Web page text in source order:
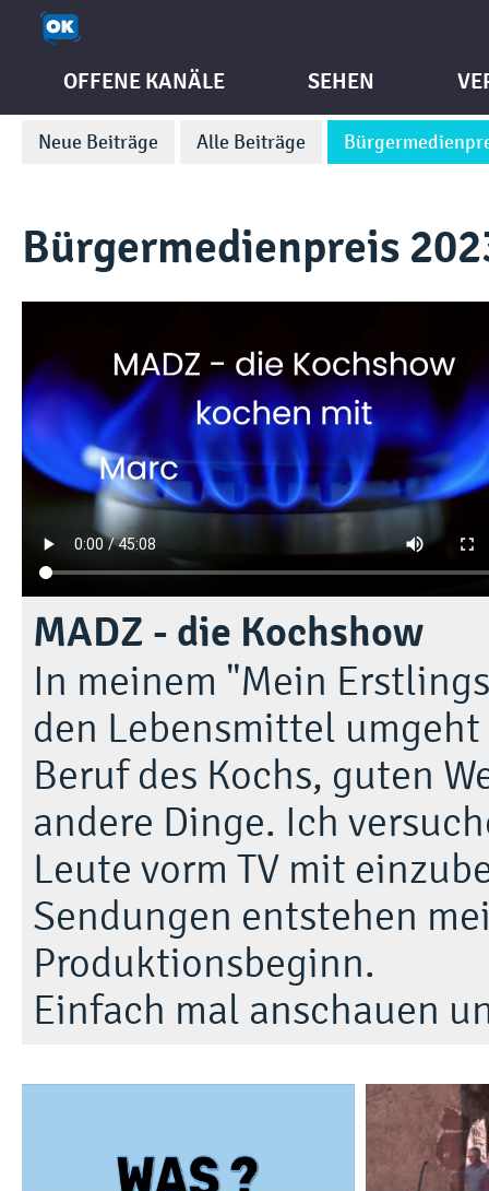
OFFENE KANÄLE SEHEN
Neue Beiträge Alle Beiträge
Bürgermedienpreis
MADZ - die Kochshow
In meinem "Mein
den Lebensmittel
Beruf des Kochs, guten
andere Dinge. Ich
Leute vorm TV mit
Sendungen entstehen
Produktionsbeginn.
Einfach mal anschauen